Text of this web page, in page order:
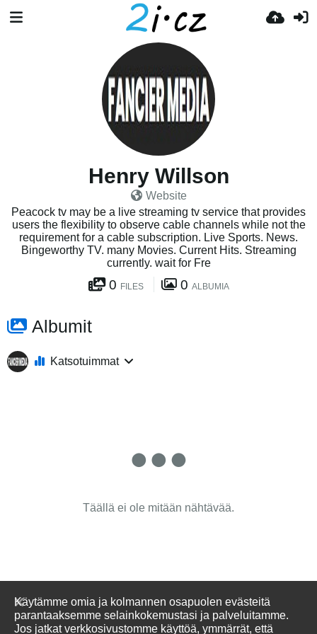
Henry Willson
Website
Peacock tv may be a live streaming tv service that provides
users the flexibility to observe cable channels while not the
requirement for a cable subscription. Live Sports. News.
Bingeworthy TV. many Movies. Current Hits. Streaming
currently. wait for Fre
0 FILES 0 ALBUMIA
Albumit
Katsotuimmat
Täällä ei ole mitään nähtävää.
Käytämme omia ja kolmannen osapuolen evästeitä
parantaaksemme selainkokemustasi ja palveluitamme.
Jos jatkat verkkosivustomme käyttöä, ymmärrät, että